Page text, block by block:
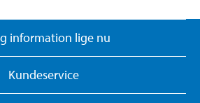
information lige nu
Kundeservice